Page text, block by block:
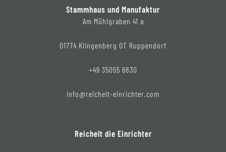
Stammhaus und Manufaktur
Am Mühlgraben 41 a
01774 Klingenberg OT Ruppendorf
+49 35055 6830
info@reichelt-einrichter.com
Reichelt die Einrichter